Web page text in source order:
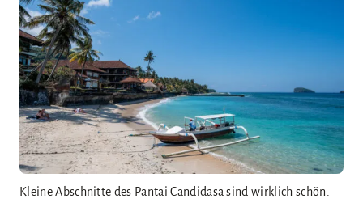
Kleine Abschnitte des Pantai Candidasa sind wirklich schön.